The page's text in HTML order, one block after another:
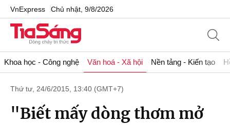
VnExpress Chủ nhật, 9/8/2026
Khoa học - Công nghệ Văn hoá - Xã hội Nền tảng - Kiến tạo
Thứ tư, 24/6/2015, 13:40 (GMT+7)
"Biết mấy dòng thơm mở